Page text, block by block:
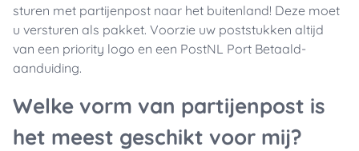
sturen met partijenpost naar het buitenland! Deze moet
u versturen als pakket. Voorzie uw poststukken altijd
van een priority logo en een PostNL Port Betaald-
aanduiding.
Welke vorm van partijenpost is
het meest geschikt voor mij?